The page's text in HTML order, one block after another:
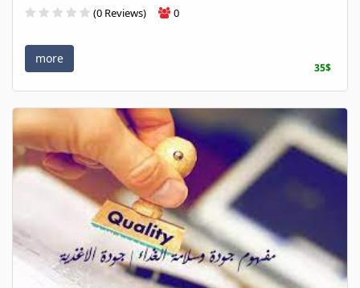
(0 Reviews) 0
more
35$